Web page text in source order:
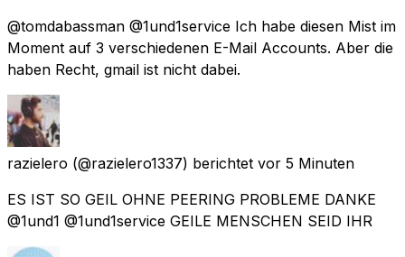
@tomdabassman @1und1service Ich habe diesen Mist im
Moment auf 3 verschiedenen E-Mail Accounts. Aber die
haben Recht, gmail ist nicht dabei.
razielero (@razielero1337) berichtet vor 5 Minuten
ES IST SO GEIL OHNE PEERING PROBLEME DANKE
@1und1 @1und1service GEILE MENSCHEN SEID IHR